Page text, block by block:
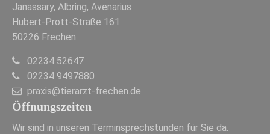
Janassary, Albring, Avenarius
Hubert-Prott-Straße 161
50226 Frechen
02234 52647
02234 9497880
praxis@tierarzt-frechen.de
Öffnungszeiten
Wir sind in unseren Terminsprechstunden für Sie da.